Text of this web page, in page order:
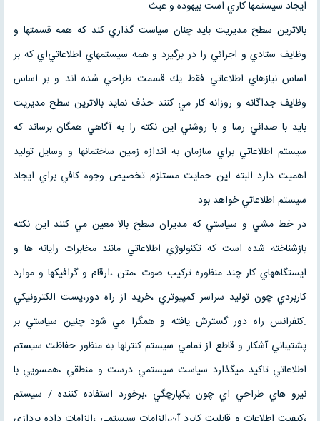
ايجاد سيستمها كاري است بيهوده و عبث.
بالاترين سطح مديريت بايد چنان سياست گذاري كند كه همه قسمتها و
وظايف ستادي و اجرائي را در برگيرد و همه سيستمهاي اطلاعاتي‌اي كه بر
اساس نيازهاي اطلاعاتي فقط يك قسمت طراحي شده اند و بر اساس
وظايف جداگانه و روزانه كار مي كنند حذف نمايد بالاترين سطح مديريت
بايد با صدائي رسا و با روشني اين نكته را به آگاهي همگان برساند كه
سيستم اطلاعاتي براي سازمان به اندازه زمين ساختمانها و وسايل توليد
اهميت دارد البته اين حمايت مستلزم تخصيص وجوه كافي براي ايجاد
سيستم اطلاعاتي خواهد بود .
در خط مشي و سياستي كه مديران سطح بالا معين مي كنند اين نكته
بازشناخته شده است كه تكنولوژي اطلاعاتي مانند مخابرات رايانه ها و
ايستگاههاي كار چند منظوره تركيب صوت ،متن ،ارقام و گرافيكها و موارد
كاربردي چون توليد سراسر كمپيوتري ،خريد از راه دور،پست الكترونيكي
.كنفرانس راه دور گسترش يافته و همگرا مي شود چنين سياستي بر
پشتيباني آشكار و قاطع از تمامي سيستم كنترلها به منظور حفاظت سيستم
اطلاعاتي تاكيد ميگذارد سياست سيستمي درست و منطقي ،همسويي با
نيرو هاي طراحي اي چون يكپارچگي ،برخورد استفاده كننده / سيستم